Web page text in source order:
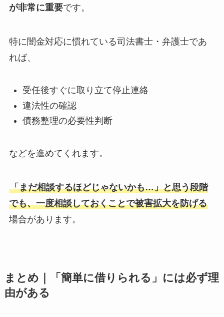
が非常に重要です。
特に闇金対応に慣れている司法書士・弁護士であ
れば、
受任後すぐに取り立て停止連絡
違法性の確認
債務整理の必要性判断
などを進めてくれます。
「まだ相談するほどじゃないかも…」と思う段階
でも、一度相談しておくことで被害拡大を防げる
場合があります。
まとめ｜「簡単に借りられる」には必ず理
由がある